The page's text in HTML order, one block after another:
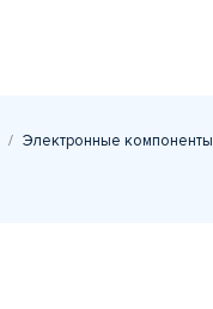
Электронные компоненты